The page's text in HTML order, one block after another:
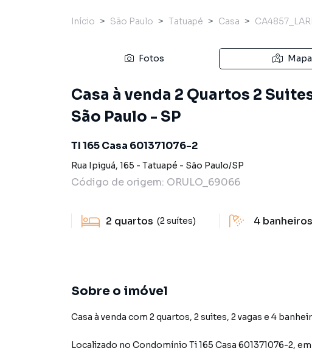
Início São Paulo Tatuapé Casa
Fotos Mapa
Casa à venda 2 Quartos 2
São Paulo - SP
TI 165 Casa 601371076-2
Rua Ipiguá, 165 - Tatuapé - São Paulo/SP
Código de origem: ORULO_69066
2 quartos (2 suítes) 4 banheiros
Sobre o imóvel
Casa à venda com 2 quartos, 2 suites, 2 vagas e 4
Localizado no Condomínio Ti 165 Casa 601371076-2, em